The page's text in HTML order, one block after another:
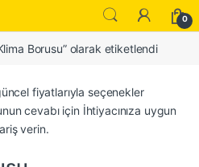
0
Borusu” olarak etiketlendi
fiyatlarıyla seçenekler
cevabı için İhtiyacınıza uygun
verin.